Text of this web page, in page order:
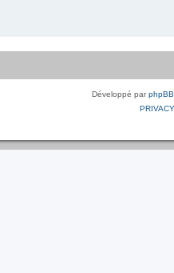
Développé parphpBB